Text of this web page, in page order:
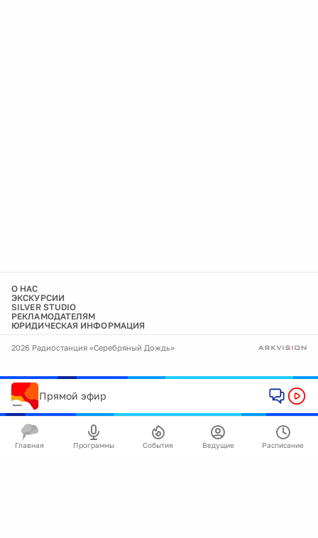
О НАС
ЭКСКУРСИИ
SILVER STUDIO
РЕКЛАМОДАТЕЛЯМ
ЮРИДИЧЕСКАЯ ИНФОРМАЦИЯ
2026 Радиостанция «Серебряный Дождь»
Прямой эфир
Главная Программы События Ведущие Расписание